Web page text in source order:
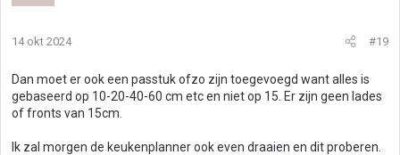
14 okt 2024 #19
Dan moet er ook een passtuk ofzo zijn toegevoegd want alles is
gebaseerd op 10-20-40-60 cm etc en niet op 15. Er zijn geen lades
of fronts van 15cm.
Ik zal morgen de keukenplanner ook even draaien en dit proberen.